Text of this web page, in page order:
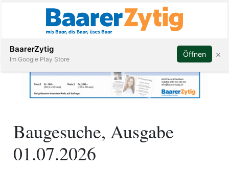
Veranstaltungen
Stellen
Abonnieren
Baugesuche, Ausgabe
01.07.2026
BaarerZytig
Im Google Play Store
Öffnen ×